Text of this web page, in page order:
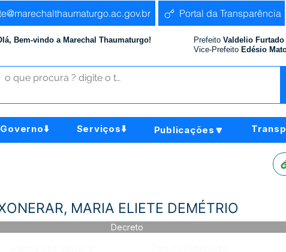
Portal da Transparência
Bem-vindo a Marechal Thaumaturgo! Prefeito Valdelio Furtado
Vice-Prefeito Edésio
Serviços⬇️ Publicações🔽
MARIA ELIETE DEMÉTRIO
Decreto